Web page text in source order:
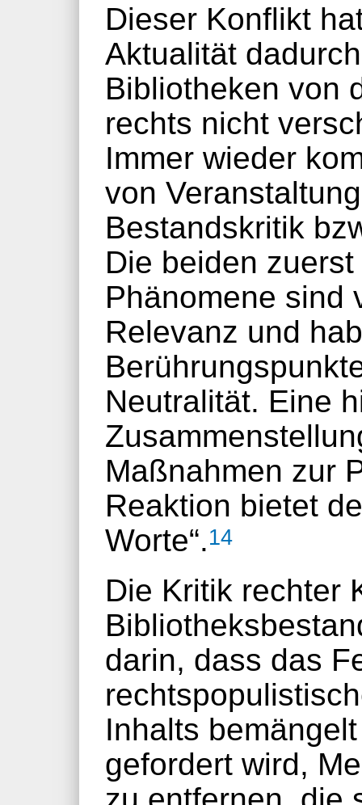
Dieser Konflikt
Aktualität
Bibliotheken von
rechts nicht
Immer wieder
von
Bestandskritik
Die beiden
Phänomene sind
Relevanz und
Neutralität. Eine
Maßnahmen zur
Reaktion bietet
Worte“.14
Die Kritik rechter
darin, dass das
Inhalts
gefordert wird,